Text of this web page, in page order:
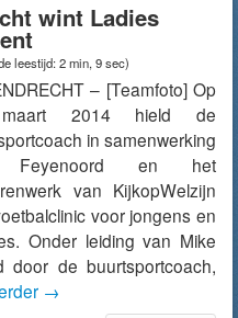
wint Ladies
leestijd: 2 min, 9 sec)
– [Teamfoto] Op
2014 hield de
in samenwerking
Feyenoord en het
van KijkopWelzijn
voor jongens en
Onder leiding van Mike
door de buurtsportcoach,
→